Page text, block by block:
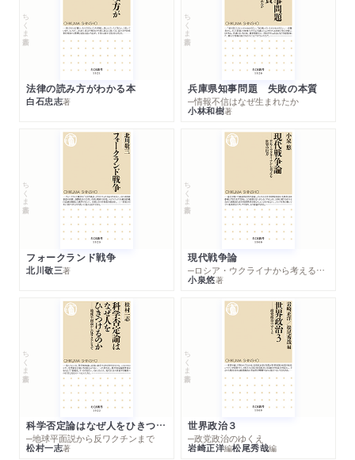
ちくま新書
法律の読み方がわかる本
白石忠志著
ちくま新書
兵庫県知事問題 失敗の本質
─情報不信はなぜ生まれたか
小林和樹著
ちくま新書
フォークランド戦争
北川敬三著
ちくま新書
現代戦争論
─ロシア・ウクライナから考える世界の行方
小泉悠著
ちくま新書
科学否定論はなぜ人をひきつけるのか
─地球平面説から反ワクチンまで
松村一志著
ちくま新書
世界政治３
─政党政治のゆくえ
岩崎正洋編松尾秀哉編